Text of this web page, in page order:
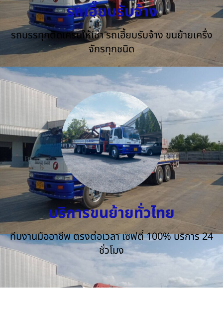
รถเฮี๊ยบรับจ้าง
รถบรรทุกติดเครนให้เช่า รถเฮี้ยบรับจ้าง ขนย้ายเครื่ง
จักรทุกชนิด
บริการขนย้ายทั่วไทย
ทีมงานมืออาชีพ ตรงต่อเวลา เซฟตี้ 100% บริการ 24
ชั่วโมง